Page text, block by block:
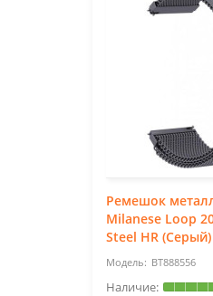
Ремешок
Milanese Loop
Steel HR (Серый)
BT888556